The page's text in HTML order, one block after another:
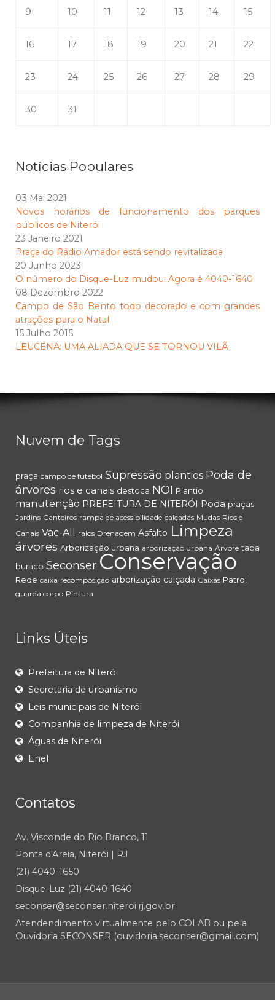
9 10 11 12 13 14 15
16 17 18 19 20 21 22
23 24 25 26 27 28 29
30 31
Notícias Populares
03 Mai 2021
Novos horários de funcionamento dos parques
públicos de Niterói
23 Janeiro 2021
Praça do Rádio Amador está sendo revitalizada
20 Junho 2023
O número do Disque-Luz mudou: Agora é 4040-1640
08 Dezembro 2022
Campo de São Bento todo decorado e com grandes
atrações para o Natal
15 Julho 2015
LEUCENA: UMA ALIADA QUE SE TORNOU VILÃ
Nuvem de Tags
praça campo de futebol Supressão plantios Poda de
árvores rios e canais destoca NOI Plantio
manutenção PREFEITURA DE NITERÓI Poda praças
Jardins Canteiros rampa de acessibilidade calçadas Mudas Rios e
Canais Vac-All ralos Drenagem Asfalto Limpeza
árvores Arborização urbana arborização urbana Árvore tapa
buraco Seconser Conservação
Rede caixa recomposição arborização calçada Caixas Patrol
guarda corpo Pintura
Links Úteis
Prefeitura de Niterói
Secretaria de urbanismo
Leis municipais de Niterói
Companhia de limpeza de Niterói
Águas de Niterói
Enel
Contatos
Av. Visconde do Rio Branco, 11
Ponta d'Areia, Niterói | RJ
(21) 4040-1650
Disque-Luz (21) 4040-1640
seconser@seconser.niteroi.rj.gov.br
Atendendimento virtualmente pelo COLAB ou pela
Ouvidoria SECONSER (ouvidoria.seconser@gmail.com)